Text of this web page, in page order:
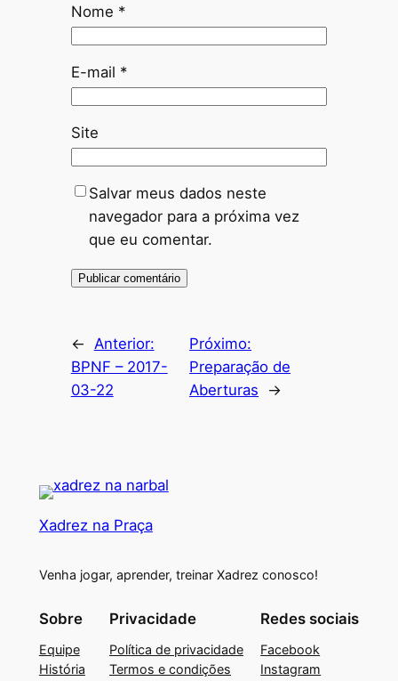
Nome *
E-mail *
Site
Salvar meus dados neste
navegador para a próxima vez
que eu comentar.
←
Anterior:
BPNF – 2017-
03-22
Próximo:
Preparação de
Aberturas
→
Xadrez na Praça
Venha jogar, aprender, treinar Xadrez conosco!
Sobre
Equipe
História
Privacidade
Política de privacidade
Termos e condições
Redes sociais
Facebook
Instagram